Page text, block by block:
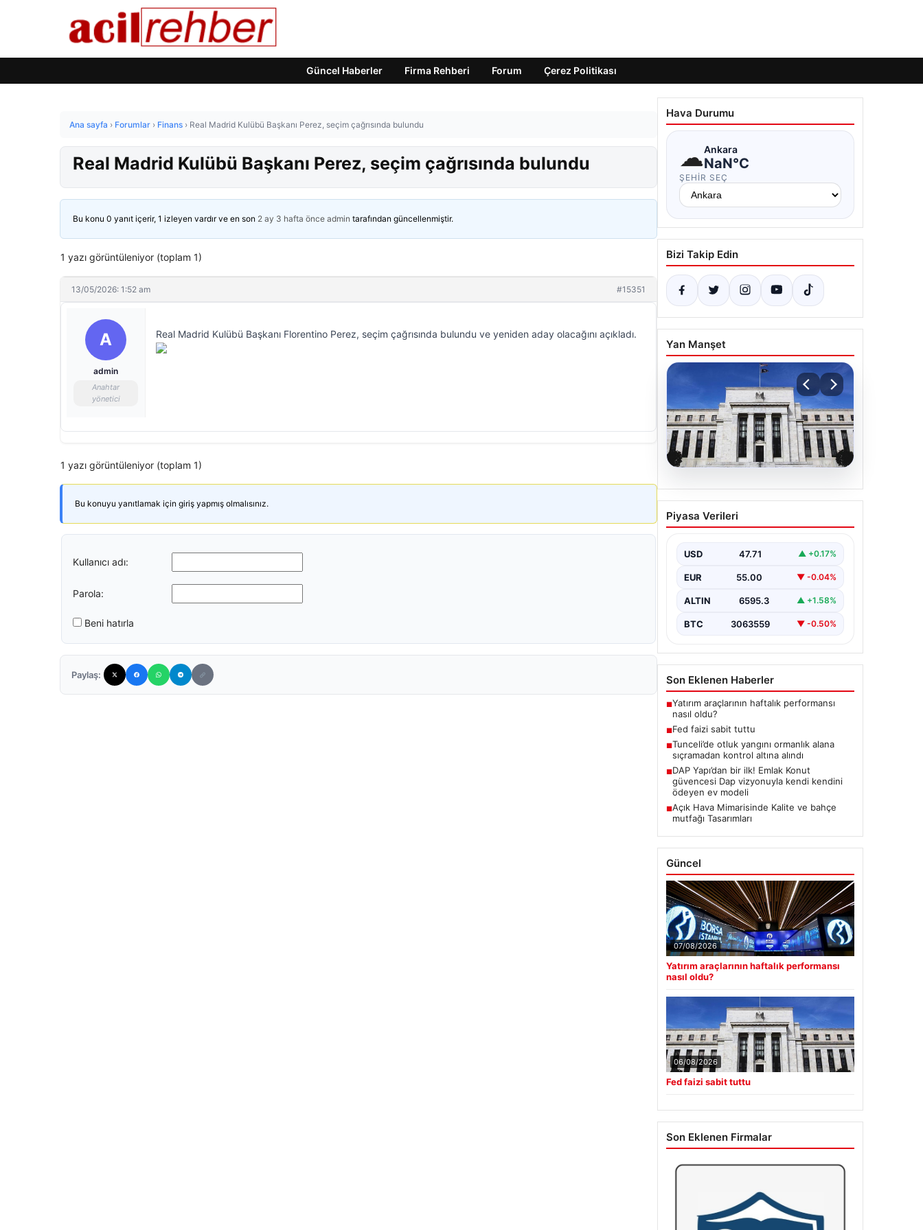
Güncel Haberler Firma Rehberi Forum Çerez Politikası
Ana sayfa › Forumlar › Finans › Real Madrid Kulübü Başkanı Perez, seçim çağrısında bulundu
Real Madrid Kulübü Başkanı Perez, seçim çağrısında bulundu
Bu konu 0 yanıt içerir, 1 izleyen vardır ve en son 2 ay 3 hafta önce admin tarafından güncellenmiştir.
1 yazı görüntüleniyor (toplam 1)
13/05/2026: 1:52 am #15351
A
admin
Anahtar
yönetici
Real Madrid Kulübü Başkanı Florentino Perez, seçim çağrısında bulundu ve yeniden aday olacağını açıkladı.
1 yazı görüntüleniyor (toplam 1)
Bu konuyu yanıtlamak için giriş yapmış olmalısınız.
Kullanıcı adı:
Parola:
Beni hatırla
Paylaş:
Hava Durumu
☁Ankara
NaN°C
ŞEHIR SEÇ
Bizi Takip Edin
Yan Manşet
Fed faizi sabit tuttu
Piyasa Verileri
USD 47.71 ▲ +0.17%
EUR 55.00 ▼ -0.04%
ALTIN 6595.3 ▲ +1.58%
BTC 3063559 ▼ -0.50%
Son Eklenen Haberler
■Yatırım araçlarının haftalık performansı
nasıl oldu?
■Fed faizi sabit tuttu
■Tunceli’de otluk yangını ormanlık alana
sıçramadan kontrol altına alındı
■DAP Yapı’dan bir ilk! Emlak Konut
güvencesi Dap vizyonuyla kendi kendini
ödeyen ev modeli
■Açık Hava Mimarisinde Kalite ve bahçe
mutfağı Tasarımları
Güncel
07/08/2026
Yatırım araçlarının haftalık performansı
nasıl oldu?
06/08/2026
Fed faizi sabit tuttu
Son Eklenen Firmalar